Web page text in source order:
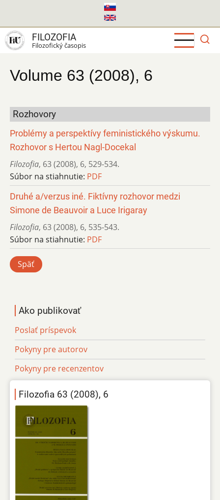
hlavný
obsah
FILOZOFIA
Filozofický časopis
Volume 63 (2008), 6
Rozhovory
Problémy a perspektívy feministického výskumu.
Rozhovor s Hertou Nagl-Docekal
Filozofia, 63 (2008), 6, 529-534.
Súbor na stiahnutie: PDF
Druhé a/verzus iné. Fiktívny rozhovor medzi
Simone de Beauvoir a Luce Irigaray
Filozofia, 63 (2008), 6, 535-543.
Súbor na stiahnutie: PDF
Späť
Ako publikovať
Poslať príspevok
Pokyny pre autorov
Pokyny pre recenzentov
Filozofia 63 (2008), 6